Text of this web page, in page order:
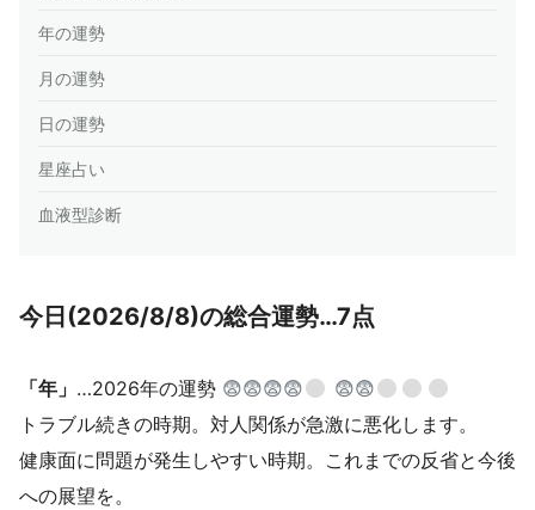
年の運勢
月の運勢
日の運勢
星座占い
血液型診断
今日(2026/8/8)の総合運勢…7点
「年」 …2026年の運勢 😨😨😨😨
😨😨
トラブル続きの時期。対人関係が急激に悪化します。
健康面に問題が発生しやすい時期。これまでの反省と今後
への展望を。